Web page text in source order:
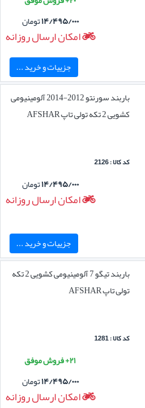
۱۴/۴۹۵/۰۰۰تومان
امکان ارسال روزانه
جزییات و خرید ...
باربند سورنتو 2012-2014 آلومینیومی
کشویی 2 تکه تولی تاپ AFSHAR
کد کالا : 2126
۱۴/۴۹۵/۰۰۰تومان
امکان ارسال روزانه
جزییات و خرید ...
باربند تیگو 7 آلومینیومی کشویی 2 تکه
تولی تاپ AFSHAR
کد کالا : 1281
۲۱+ فروش موفق
۱۴/۴۹۵/۰۰۰تومان
امکان ارسال روزانه